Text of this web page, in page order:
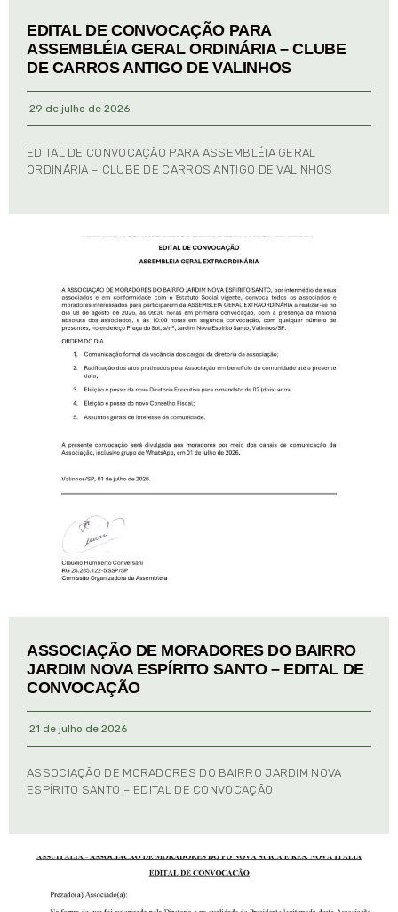
EDITAL DE CONVOCAÇÃO PARA
ASSEMBLÉIA GERAL ORDINÁRIA – CLUBE
DE CARROS ANTIGO DE VALINHOS
29 de julho de 2026
EDITAL DE CONVOCAÇÃO PARA ASSEMBLÉIA GERAL
ORDINÁRIA – CLUBE DE CARROS ANTIGO DE VALINHOS
ASSOCIAÇÃO DE MORADORES DO BAIRRO
JARDIM NOVA ESPÍRITO SANTO – EDITAL DE
CONVOCAÇÃO
21 de julho de 2026
ASSOCIAÇÃO DE MORADORES DO BAIRRO JARDIM NOVA
ESPÍRITO SANTO – EDITAL DE CONVOCAÇÃO